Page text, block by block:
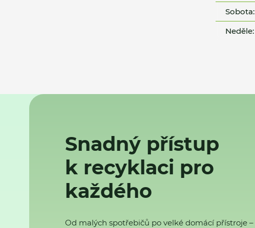
Sobota:
Neděle:
Snadný přístup
k recyklaci pro
každého
Od malých spotřebičů po velké domácí přístroje –